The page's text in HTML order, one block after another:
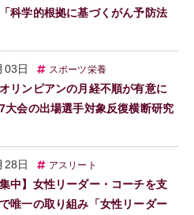
科学的根拠に基づくがん予防法
03日 スポーツ栄養
リンピアンの月経不順が有意に
会の出場選手対象反復横断研究
28日 アスリート
集中】女性リーダー・コーチを支
唯一の取り組み「女性リーダー